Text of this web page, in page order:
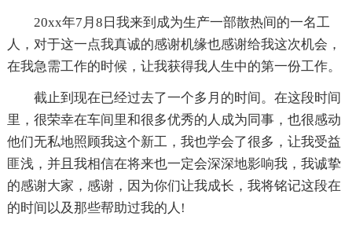
20xx年7月8日我来到成为生产一部散热间的一名工
人，对于这一点我真诚的感谢机缘也感谢给我这次机会，
在我急需工作的时候，让我获得我人生中的第一份工作。
截止到现在已经过去了一个多月的时间。在这段时间
里，很荣幸在车间里和很多优秀的人成为同事，也很感动
他们无私地照顾我这个新工，我也学会了很多，让我受益
匪浅，并且我相信在将来也一定会深深地影响我，我诚挚
的感谢大家，感谢，因为你们让我成长，我将铭记这段在
的时间以及那些帮助过我的人!